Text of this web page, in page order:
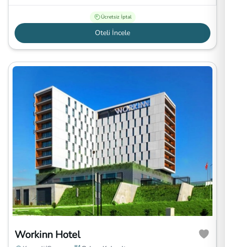
Ücretsiz İptal
Oteli İncele
Workinn Hotel